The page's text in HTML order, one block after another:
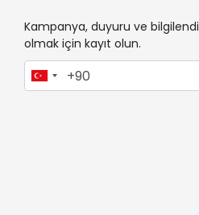
Kampanya, duyuru ve
olmak için kayıt olun.